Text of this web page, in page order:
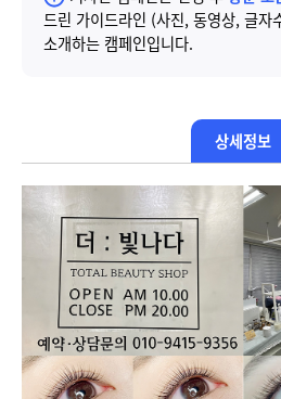
드린 가이드라인 (사진, 동영상, 글자
소개하는 캠페인입니다.
상세정보